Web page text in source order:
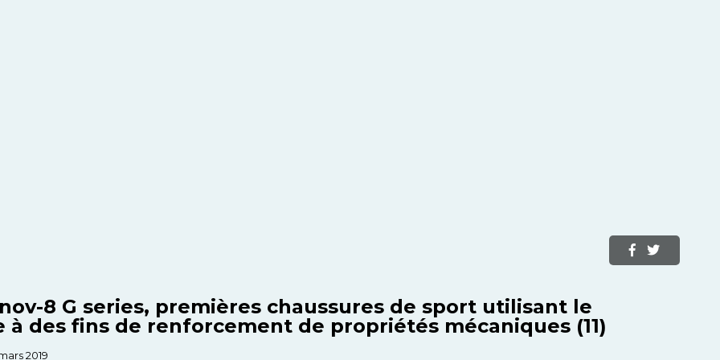
8 G series, premières chaussures de sport utilisant le
à des fins de renforcement de propriétés mécaniques (11)
2019